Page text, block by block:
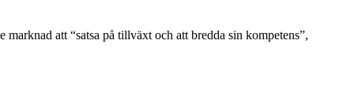
att “satsa på tillväxt och att bredda sin kompetens”,